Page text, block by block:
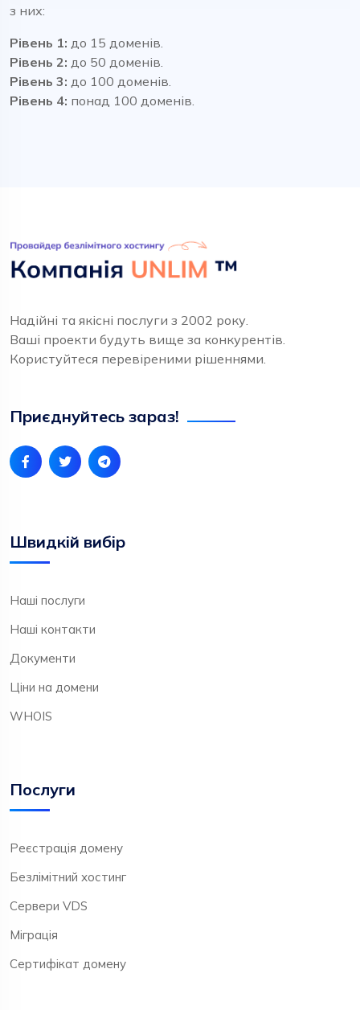
з них:
Рівень 1: до 15 доменів.
Рівень 2: до 50 доменів.
Рівень 3: до 100 доменів.
Рівень 4: понад 100 доменів.
Надійні та якісні послуги з 2002 року.
Ваші проекти будуть вище за конкурентів.
Користуйтеся перевіреними рішеннями.
Приєднуйтесь зараз!
Швидкій вибір
Наші послуги
Наші контакти
Документи
Ціни на домени
WHOIS
Послуги
Реєстрація домену
Безлімітний хостинг
Сервери VDS
Міграція
Сертифікат домену